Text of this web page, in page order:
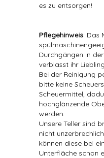
es zu entsorgen!
Pflegehinweis: Das
Durchgängen in
verblasst ihr
Bei der Reinigung
bitte keine
Scheuermittel,
hochglänzende
werden.
Unsere Teller sind
nicht
können diese bei
Unterfläche schon